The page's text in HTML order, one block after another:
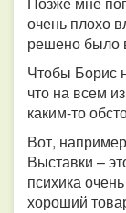
очень плохо
решено было
Чтобы Борис
что на всем
каким-то
Вот,
Выставки –
психика
хороший